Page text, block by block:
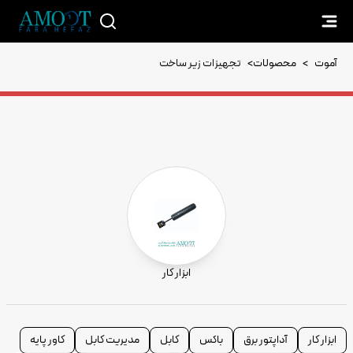
آموت > محصولات> تجهیزات زیر ساخت
ابزار کار
ابزار کار آداپتور برق باکس کابل مدیریت کابل
کاور پایه